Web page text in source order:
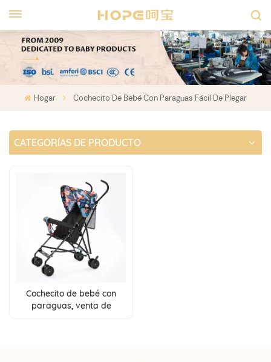
Hogar Cochecito De Bebé Con Paraguas Fácil De Plegar
CATEGORÍAS DE PRODUCTO
Cochecito de bebé con
paraguas, venta de